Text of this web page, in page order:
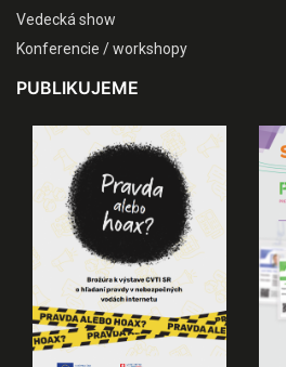
Vedecká show
Konferencie / workshopy
PUBLIKUJEME